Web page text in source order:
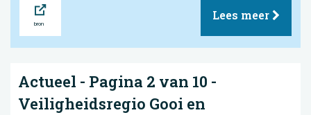
Lees meer
Actueel - Pagina 2 van 10 -
Veiligheidsregio Gooi en